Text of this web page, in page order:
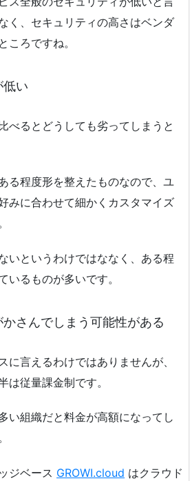
く、セキュリティの高さはベンダ
ころですね。
低い
べるとどうしても劣ってしまうと
る程度形を整えたものなので、ユ
みに合わせて細かくカスタマイズ
いというわけではななく、ある程
いるものが多いです。
さんでしまう可能性がある
に言えるわけではありませんが、
は従量課金制です。
い組織だと料金が高額になってし
ジベース GROWI.cloud はクラウド